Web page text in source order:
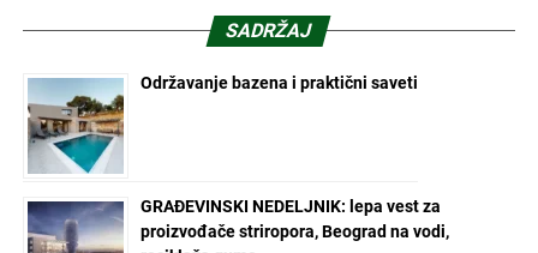
SADRŽAJ
Održavanje bazena i praktični saveti
GRAĐEVINSKI NEDELJNIK: lepa vest za
proizvođače striropora, Beograd na vodi,